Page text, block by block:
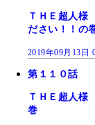
ＴＨＥ超人
ださい！！の
2019年09月13日
第１１０話
ＴＨＥ超人
巻